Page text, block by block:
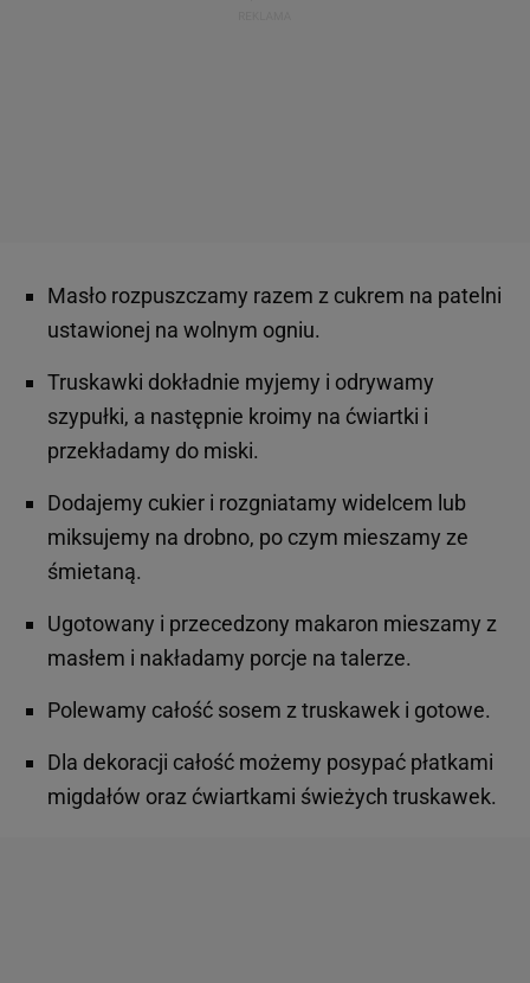
Masło rozpuszczamy razem z cukrem na patelni
ustawionej na wolnym ogniu.
Truskawki dokładnie myjemy i odrywamy
szypułki, a następnie kroimy na ćwiartki i
przekładamy do miski.
Dodajemy cukier i rozgniatamy widelcem lub
miksujemy na drobno, po czym mieszamy ze
śmietaną.
Ugotowany i przecedzony makaron mieszamy z
masłem i nakładamy porcje na talerze.
Polewamy całość sosem z truskawek i gotowe.
Dla dekoracji całość możemy posypać płatkami
migdałów oraz ćwiartkami świeżych truskawek.